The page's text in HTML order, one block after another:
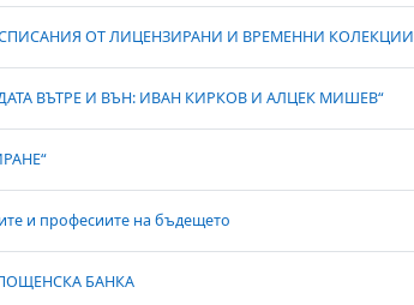
СПИСАНИЯ ОТ ЛИЦЕНЗИРАНИ И ВРЕМЕННИ КОЛЕКЦИИ
ВЪТРЕ И ВЪН: ИВАН КИРКОВ И АЛЦЕК МИШЕВ“
и професиите на бъдещето
БАНКА